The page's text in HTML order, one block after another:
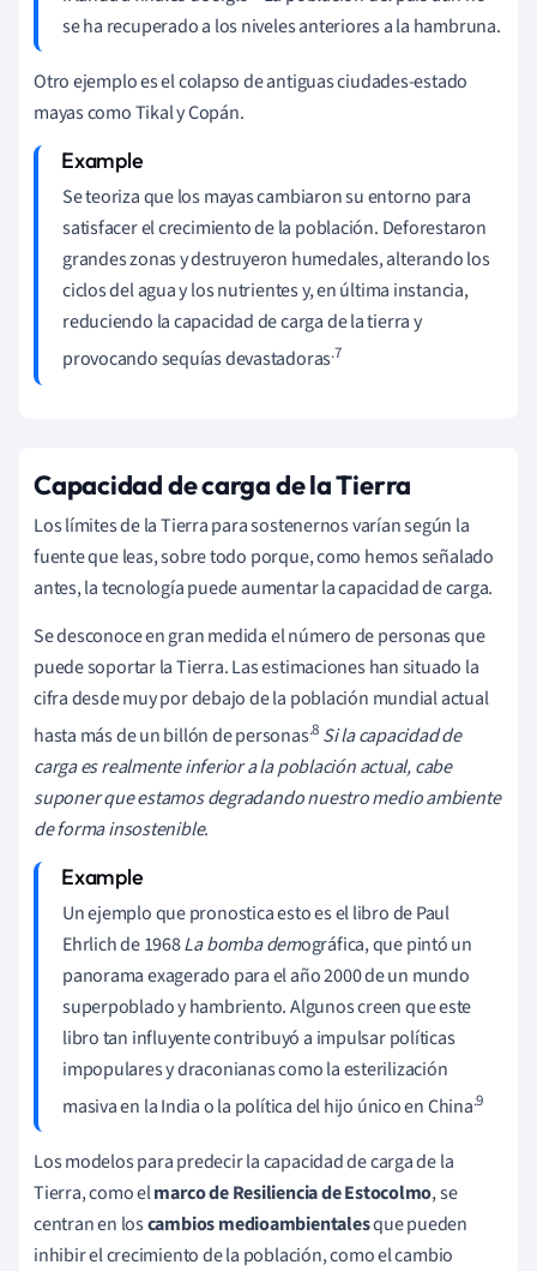
se ha recuperado a los niveles anteriores a la hambruna.
Otro ejemplo es el colapso de antiguas ciudades-estado
mayas como Tikal y Copán.
Se teoriza que los mayas cambiaron su entorno para
satisfacer el crecimiento de la población. Deforestaron
grandes zonas y destruyeron humedales, alterando los
ciclos del agua y los nutrientes y, en última instancia,
reduciendo la capacidad de carga de la tierra y
provocando sequías devastadoras.7
Capacidad de carga de la Tierra
Los límites de la Tierra para sostenernos varían según la
fuente que leas, sobre todo porque, como hemos señalado
antes, la tecnología puede aumentar la capacidad de carga.
Se desconoce en gran medida el número de personas que
puede soportar la Tierra. Las estimaciones han situado la
cifra desde muy por debajo de la población mundial actual
hasta más de un billón de personas.8 Si la capacidad de
carga es realmente inferior a la población actual, cabe
suponer que estamos degradando nuestro medio ambiente
de forma insostenible.
Un ejemplo que pronostica esto es el libro de Paul
Ehrlich de 1968La bomba demográfica, que pintó un
panorama exagerado para el año 2000 de un mundo
superpoblado y hambriento. Algunos creen que este
libro tan influyente contribuyó a impulsar políticas
impopulares y draconianas como la esterilización
masiva en la India o la política del hijo único en China.9
Los modelos para predecir la capacidad de carga de la
Tierra, como elmarco de Resiliencia de Estocolmo, se
centran en loscambios medioambientalesque pueden
inhibir el crecimiento de la población, como el cambio